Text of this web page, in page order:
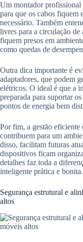
Um montador profissional
para que os cabos fiquem
necessário. Também
livres para a circulação
fiquem presos em
como quedas de
Outra dica importante é
adaptadores, que podem
elétricos. O ideal é que a
preparada para suportar
pontos de energia bem
Por fim, a gestão eficiente
contribuem para um
disso, facilitam futuras
dispositivos ficam
detalhes faz toda a
inteligente prática e bonita.
Segurança estrutural e
altos